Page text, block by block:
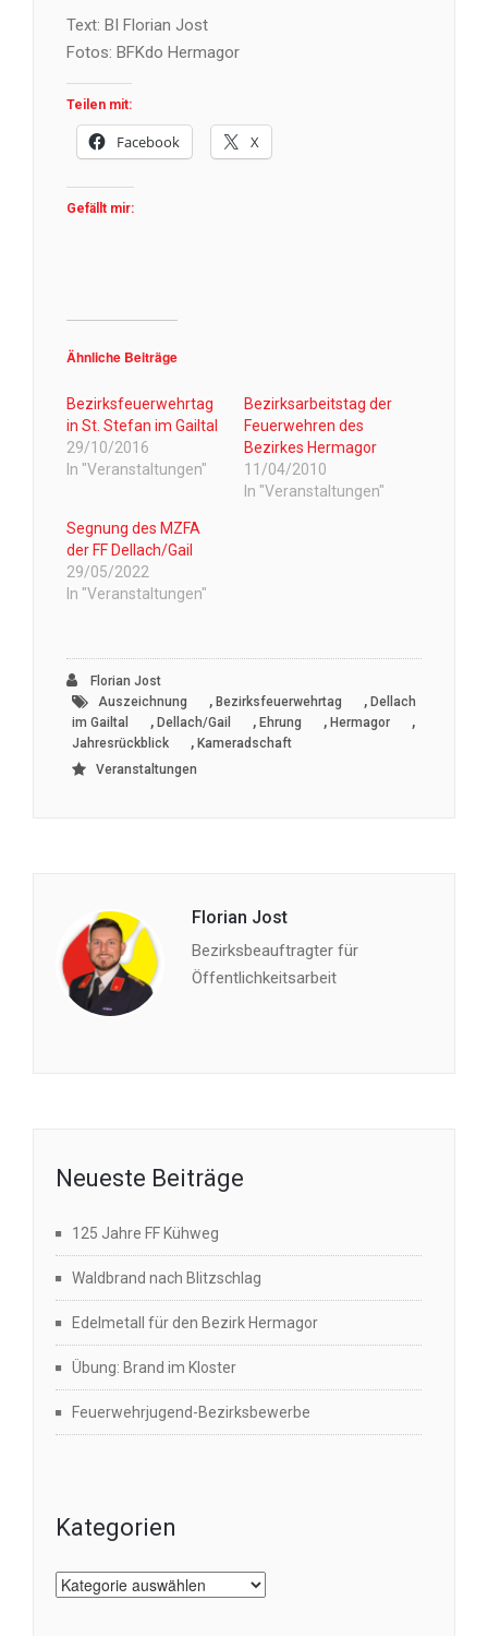
Text: BI Florian Jost
Fotos: BFKdo Hermagor
Teilen mit:
Facebook X
Gefällt mir:
Ähnliche Beiträge
Bezirksfeuerwehrtag
in St. Stefan im Gailtal
29/10/2016
In "Veranstaltungen"
Bezirksarbeitstag der
Feuerwehren des
Bezirkes Hermagor
11/04/2010
In "Veranstaltungen"
Segnung des MZFA
der FF Dellach/Gail
29/05/2022
In "Veranstaltungen"
Florian Jost
Auszeichnung
, Bezirksfeuerwehrtag , Dellach
im Gailtal
, Dellach/Gail , Ehrung , Hermagor ,
Jahresrückblick , Kameradschaft
Veranstaltungen
Florian Jost
Bezirksbeauftragter für
Öffentlichkeitsarbeit
Neueste Beiträge
125 Jahre FF Kühweg
Waldbrand nach Blitzschlag
Edelmetall für den Bezirk Hermagor
Übung: Brand im Kloster
Feuerwehrjugend-Bezirksbewerbe
Kategorien
Kategorien